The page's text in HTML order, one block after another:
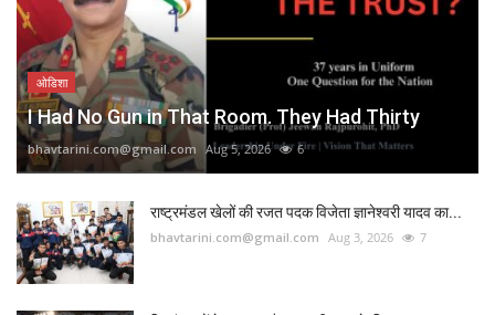
ओडिशा
I Had No Gun in That Room. They Had Thirty
bhavtarini.com@gmail.com Aug 5, 2026 6
राष्ट्रमंडल खेलों की रजत पदक विजेता ज्ञानेश्वरी यादव का...
bhavtarini.com@gmail.com Aug 3, 2026 7